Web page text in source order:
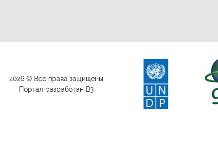
2026 © Все права защищены
Портал разработан B3